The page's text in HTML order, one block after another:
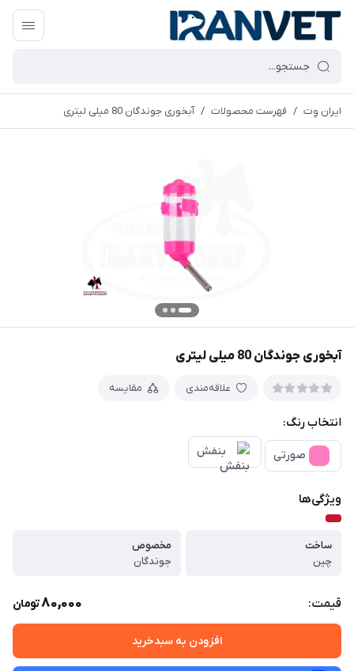
ایران وِت / فهرست محصولات / آبخوری جوندگان 80 میلی لیتری
آبخوری جوندگان 80 میلی لیتری
علاقه‌مندی مقایسه
انتخاب رنگ:
صورتی بنفش
ویژگی‌ها
ساخت
چین
مخصوص
جوندگان
قیمت: 80,000تومان
افزودن به سبدخرید